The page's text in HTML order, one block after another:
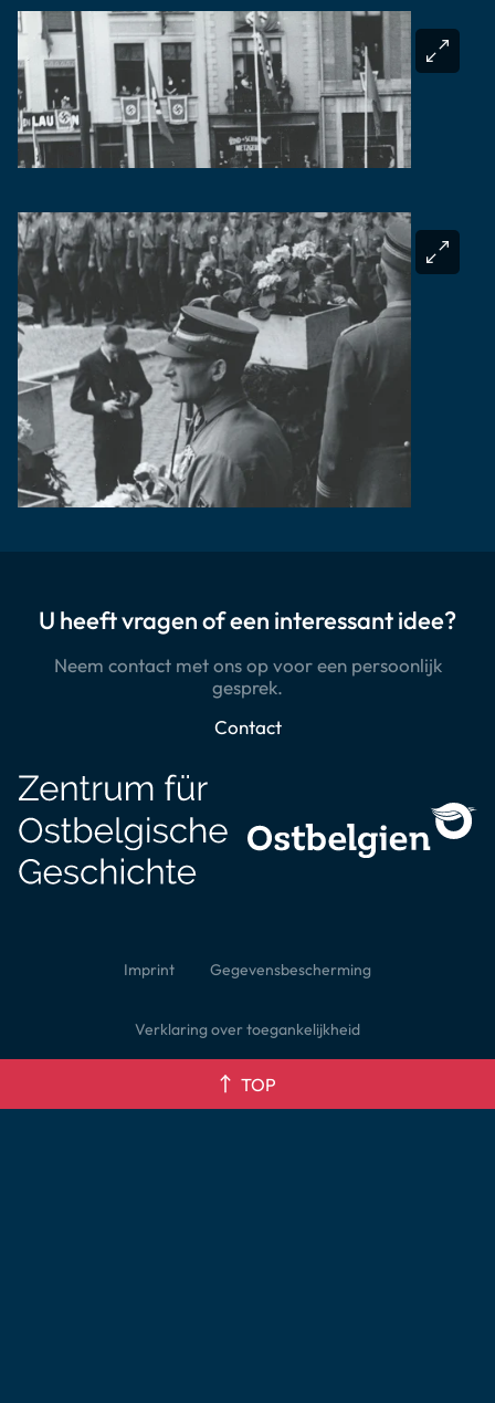
U heeft vragen of een interessant idee?
Neem contact met ons op voor een persoonlijk
gesprek.
Contact
Imprint Gegevensbescherming
Verklaring over toegankelijkheid
TOP